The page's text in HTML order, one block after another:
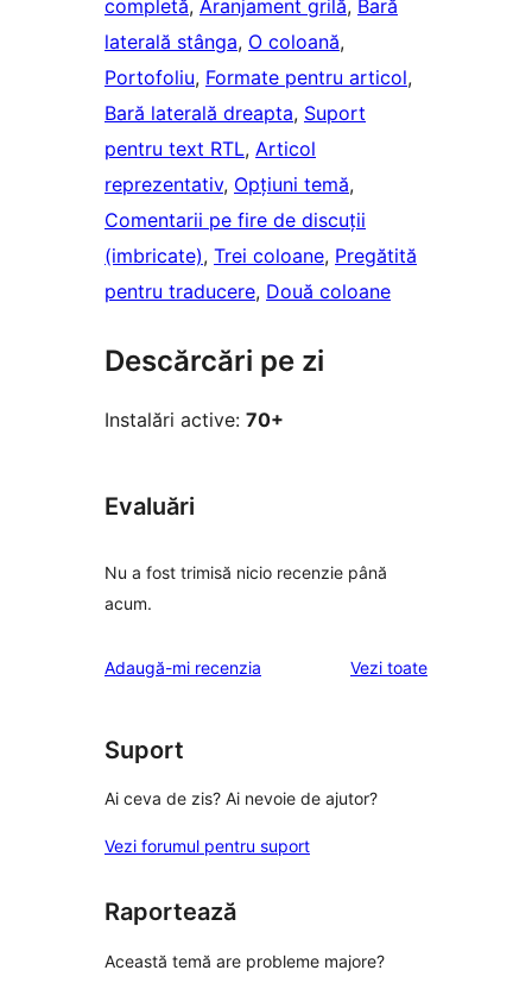
completă, Aranjament grilă, Bară
laterală stânga, O coloană
Portofoliu, Formate pentru articol
Bară laterală dreapta, Suport
pentru text RTL, Articol
reprezentativ, Opțiuni temă
Comentarii pe fire de discuții
(imbricate), Trei coloane, Pregătită
pentru traducere, Două coloane
Descărcări pe zi
Instalări active: 70+
Evaluări
Nu a fost trimisă nicio recenzie până
acum.
Adaugă-mi recenzia Vezi toaterecenziile
Suport
Ai ceva de zis? Ai nevoie de ajutor?
Vezi forumul pentru suport
Raportează
Această temă are probleme majore?